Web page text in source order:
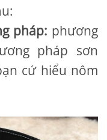
pháp: phương
pháp sơn
cứ hiểu nôm